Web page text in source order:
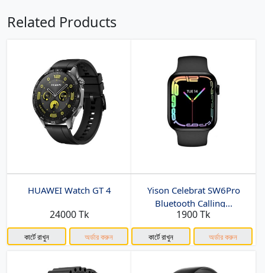
Related Products
HUAWEI Watch GT 4
24000 Tk
কার্টে রাখুন অর্ডার করুন
Yison Celebrat SW6Pro
Bluetooth Calling...
1900 Tk
কার্টে রাখুন অর্ডার করুন